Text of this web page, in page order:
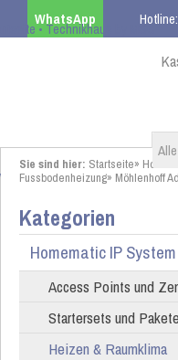
WhatsApp Hotline:
ab
Sie sind hier: Startseite»
Fussbodenheizung» Möhlenhoff
Kategorien
Homematic IP System
Access Points und
Startersets und
Heizen & Raumklima